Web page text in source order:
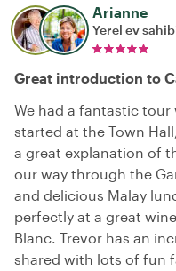
Arianne
Yerel ev
Great introduction to
We had a fantastic tour
started at the Town
a great explanation of
our way through the
and delicious Malay
perfectly at a great
Blanc. Trevor has an
shared with lots of fun